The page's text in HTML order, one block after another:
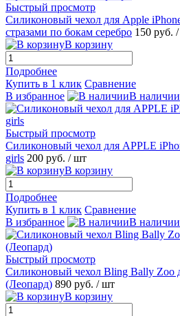
Быстрый просмотр
Силиконовый чехол для Apple
стразами по бокам серебро 150 руб.
В корзину
Подробнее
Купить в 1 клик Сравнение
В избранное
В наличии
Быстрый просмотр
Силиконовый чехол для APPLE
girls 200 руб. / шт
В корзину
Подробнее
Купить в 1 клик Сравнение
В избранное
В наличии
Быстрый просмотр
Силиконовый чехол Bling Bally Zoo
(Леопард) 890 руб. / шт
В корзину